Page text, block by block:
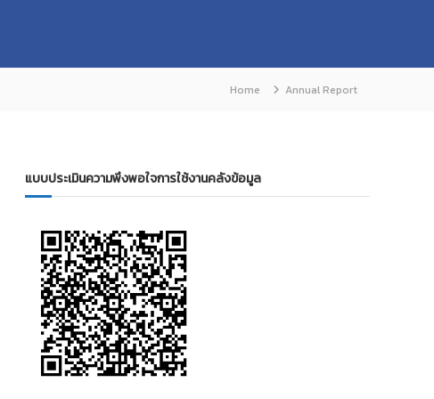
Home Annual Report
แบบประเมินความพึงพอใจการใช้งานคลังข้อมูล